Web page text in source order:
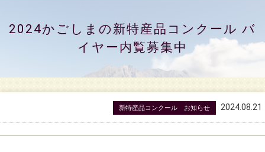
2024かごしまの新特産品コンクール バ
イヤー内覧募集中
新特産品コンクール お知らせ 2024.08.21